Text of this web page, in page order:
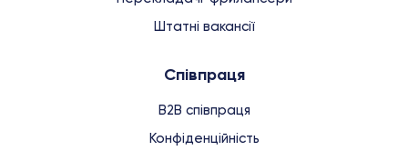
Штатні вакансії
Співпраця
B2B співпраця
Конфіденційність